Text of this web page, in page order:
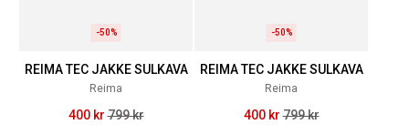
-50%
REIMA TEC JAKKE SULKAVA
Reima
400 kr 799 kr
-50%
REIMA TEC JAKKE SULKAVA
Reima
400 kr 799 kr